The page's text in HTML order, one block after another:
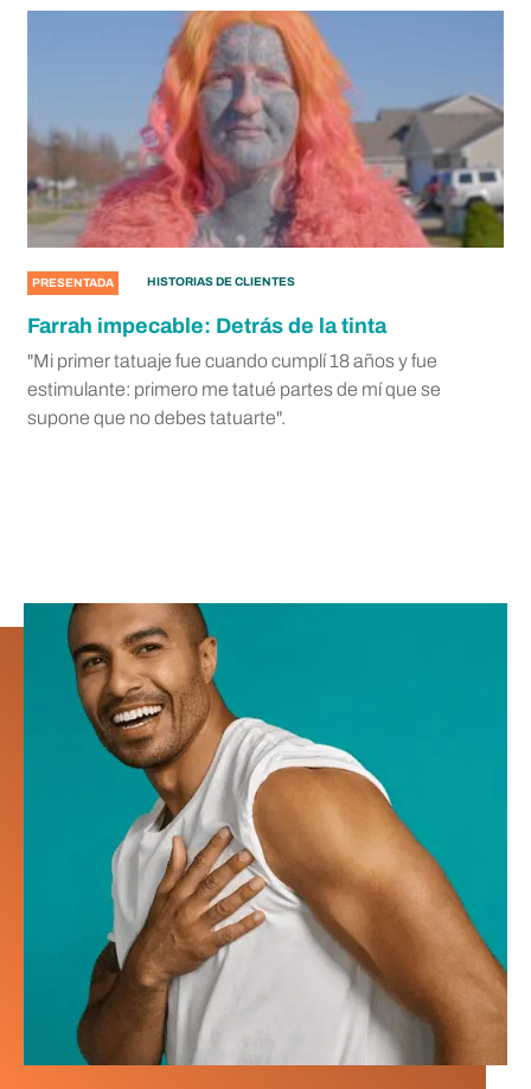
PRESENTADA HISTORIAS DE CLIENTES
Farrah impecable: Detrás de la tinta
"Mi primer tatuaje fue cuando cumplí 18 años y fue
estimulante: primero me tatué partes de mí que se
supone que no debes tatuarte".